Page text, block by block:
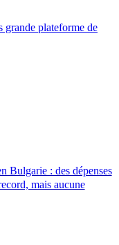
plateforme de
Bulgarie : des dépenses
mais aucune